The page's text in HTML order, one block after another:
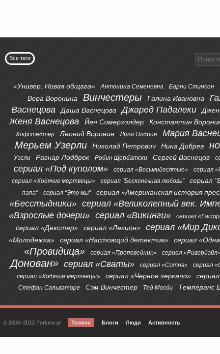
Все теги
«Универ. Новая общага» Антонина Семеновна Барни Стинсон
Вера Воронина Винчестеры Галина Ивановна
Васнецова
Даша Васнецова Джаред Падалеки
Женя Васнецова Йен Сомерхолдер Константин
Хофстедтер Леонид Воронин Лили Олдрин Мария
Мерьем Узерли Николай Петрович Нина Добрев
Уэсли Рагнар Лодброк Робин Щербатски Сергей Васнецов
сериал «Под куполом» сериал «Восьмидесятые»
сериал
сериал «Ходячие мертвецы»
сериал "Бесконечная любовь" сериал
папа" сериал "Это мы" сериал «Американская история
«Бесстыдники» сериал «Великолепный век.
«Взрослые дочери» сериал «Викинги» сериал
сериал «Декстер» сериал «Легион» сериал «Мир
«Молодежка» сериал «Настоящий детектив» сериал
«Провидица» сериал «Проповедник» сериал
Донован» сериал «Сваты» сериал «Сотня»
сериал
сериал «Ходячие мертвецы»
сериал «Черное зеркало»
Стефан Сальваторе Сэм Винчестер Тед Мосби Темперанс
© 2006–2012 Fortune.pl Топики Блоги Люди Активность